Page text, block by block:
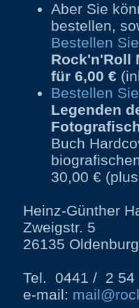
Aber Sie
bestellen,
Bestellen
Rock'n'Roll
für 6,00 €
Bestellen Sie
Legenden
Buch
30,00 €
Heinz-Günther
Zweigstr. 5
26135
Tel. 0441 / 2 54
e-mail: